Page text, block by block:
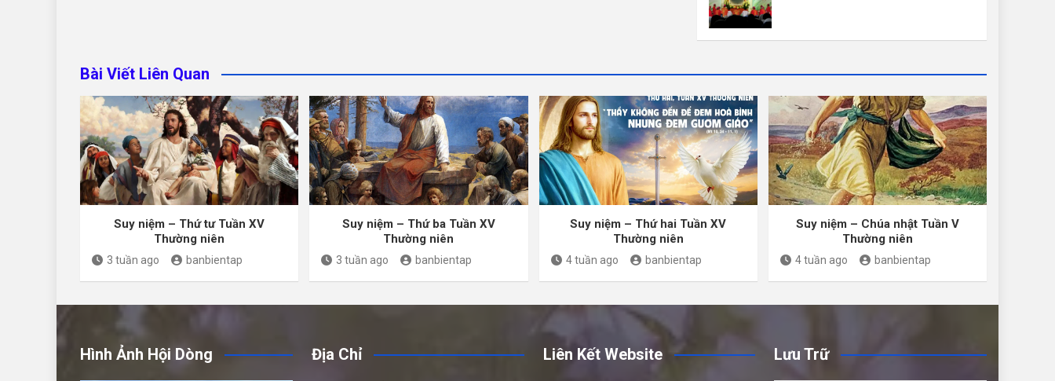
Bài Viết Liên Quan
Suy niệm – Thứ tư Tuần XV
Thường niên
3 tuần ago banbientap
Suy niệm – Thứ ba Tuần XV
Thường niên
3 tuần ago banbientap
Suy niệm – Thứ hai Tuần XV
Thường niên
4 tuần ago banbientap
Suy niệm – Chúa nhật Tuần V
Thường niên
4 tuần ago banbientap
Hình Ảnh Hội Dòng Địa Chỉ Liên Kết Website Lưu Trữ